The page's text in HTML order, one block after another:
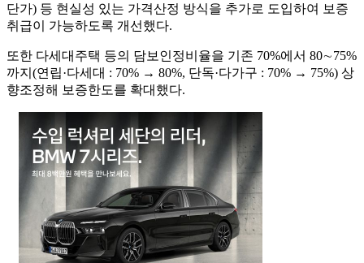
단가) 등 현실성 있는 가격산정 방식을 추가로 도입하여 보증
취급이 가능하도록 개선했다.
또한 다세대주택 등의 담보인정비율을 기존 70%에서 80∼75%
까지(연립·다세대 : 70% → 80%, 단독·다가구 : 70% → 75%) 상
향조정해 보증한도를 확대했다.